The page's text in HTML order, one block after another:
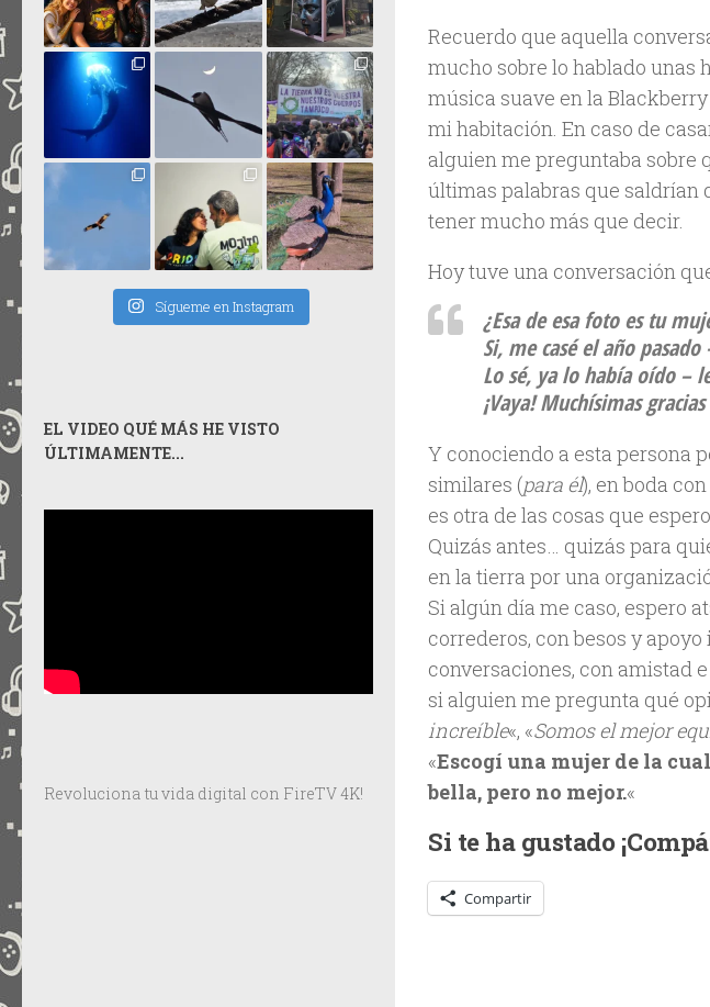
Recuerdo que aquella
mucho sobre lo hablado unas
música suave en la
mi habitación. En caso de
alguien me preguntaba sobre
últimas palabras que saldrían
tener mucho más que decir.
Hoy tuve una conversación
¿Esa de esa foto es tu
Si, me casé el año pasado
Lo sé, ya lo había oído–
¡Vaya! Muchísimas gracias
Y conociendo a esta persona
similares (para él), en boda
es otra de las cosas que
Quizás antes… quizás para
en la tierra por una
Si algún día me caso, espero
correderos, con besos y
conversaciones, con amistad
si alguien me pregunta qué
increíble«, «Somos el mejor
«Escogí una mujer de la
bella, pero no mejor.«
Si te ha gustado
Compartir
Sígueme en Instagram
EL VIDEO QUÉ MÁS HE VISTO
ÚLTIMAMENTE...
Revoluciona tu vida digital con FireTV 4K!